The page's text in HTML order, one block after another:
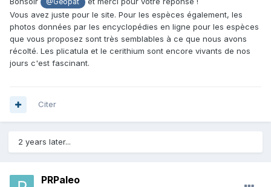
@Geopat
Vous avez juste pour le site. Pour les espèces également, les
photos données par les encyclopédies en ligne pour les espèces
que vous proposez sont très semblables à ce que nous avons
récolté. Les plicatula et le cerithium sont encore vivants de nos
jours c'est fascinant.
Citer
2 years later...
PRPaleo